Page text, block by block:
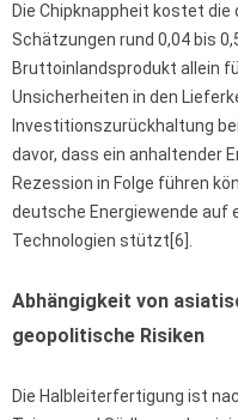
Die Chipknappheit kostet
Schätzungen rund 0,04 bis
Bruttoinlandsprodukt allein
Unsicherheiten in den
Investitionszurückhaltung
davor, dass ein anhaltender
Rezession in Folge führen
deutsche Energiewende auf
Technologien stützt[6].
Abhängigkeit von
geopolitische Risiken
Die Halbleiterfertigung ist